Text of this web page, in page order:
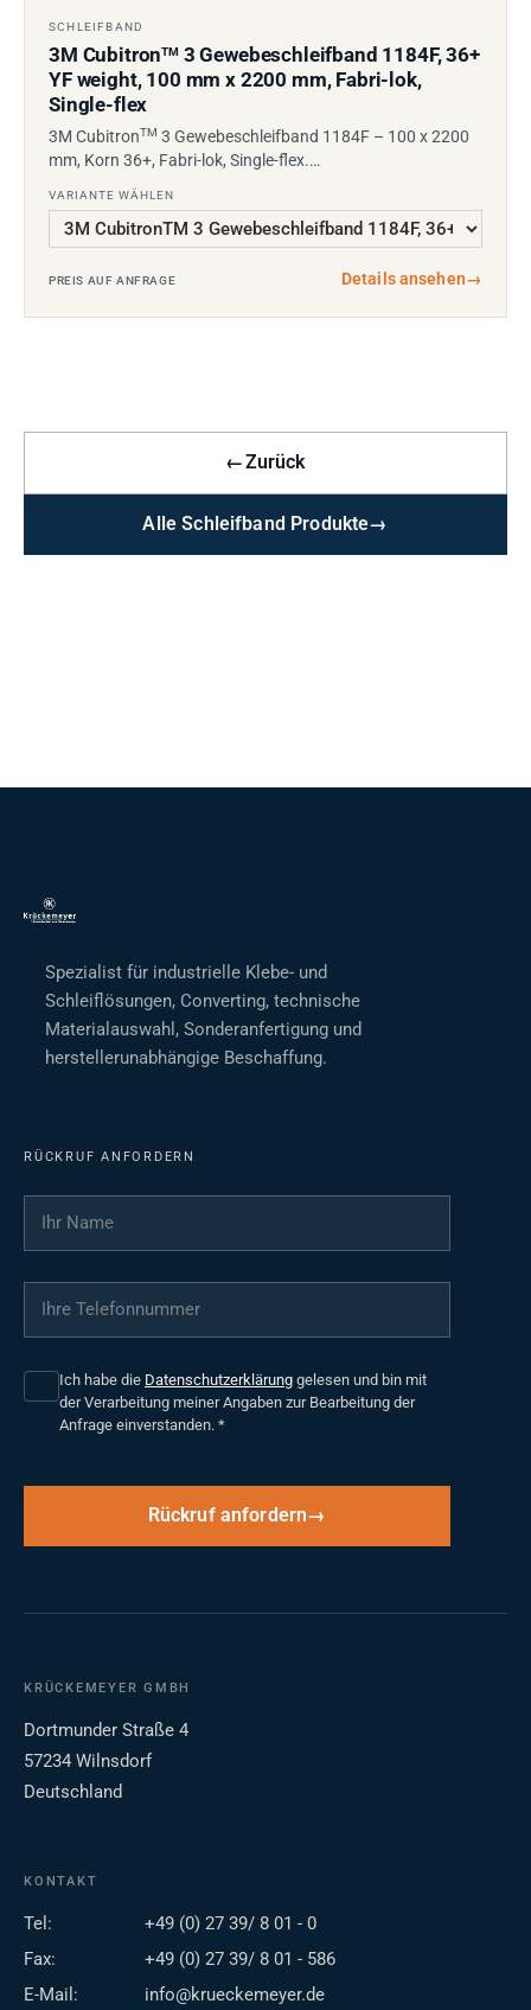
SCHLEIFBAND
3M CubitronTM3 Gewebeschleifband 1184F, 36+
YF weight, 100 mm x 2200 mm, Fabri-lok,
Single-flex
3M CubitronTM 3 Gewebeschleifband 1184F – 100 x 2200
mm, Korn 36+, Fabri-lok, Single-flex.…
VARIANTE WÄHLEN
PREIS AUF ANFRAGE Details ansehen→
←Zurück
Alle Schleifband Produkte→
Spezialist für industrielle Klebe- und
Schleiflösungen, Converting, technische
Materialauswahl, Sonderanfertigung und
herstellerunabhängige Beschaffung.
RÜCKRUF ANFORDERN
Ihr Name
Ihre Telefonnummer
Ich habe die Datenschutzerklärung gelesen und bin mit
der Verarbeitung meiner Angaben zur Bearbeitung der
Anfrage einverstanden. *
Rückruf anfordern
KRÜCKEMEYER GMBH
Dortmunder Straße 4
57234 Wilnsdorf
Deutschland
KONTAKT
Tel:
+49 (0) 27 39/ 8 01 - 0
Fax:
+49 (0) 27 39/ 8 01 - 586
E-Mail:
info@krueckemeyer.de